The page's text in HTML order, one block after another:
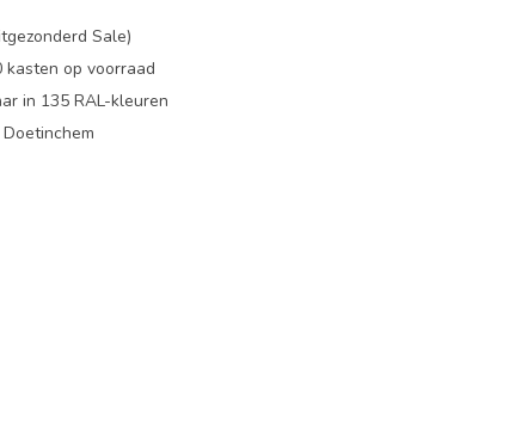
Sale)
op voorraad
in 135 RAL-kleuren